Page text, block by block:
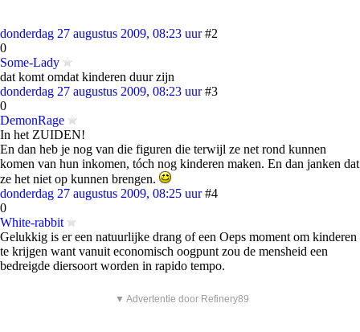
donderdag 27 augustus 2009, 08:23 uur #2
0
Some-Lady
dat komt omdat kinderen duur zijn
donderdag 27 augustus 2009, 08:23 uur #3
0
DemonRage
In het ZUIDEN!
En dan heb je nog van die figuren die terwijl ze net rond kunnen
komen van hun inkomen, tóch nog kinderen maken. En dan janken dat
ze het niet op kunnen brengen.
donderdag 27 augustus 2009, 08:25 uur #4
0
White-rabbit
Gelukkig is er een natuurlijke drang of een Oeps moment om kinderen
te krijgen want vanuit economisch oogpunt zou de mensheid een
bedreigde diersoort worden in rapido tempo.
▼ Advertentie door Refinery89